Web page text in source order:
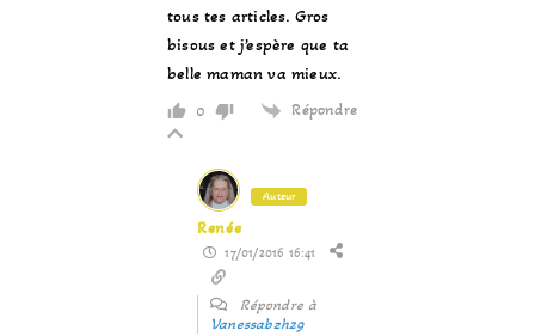
tous tes articles. Gros
bisous et j’espère que ta
belle maman va mieux.
0 Répondre
Auteur
Renée
17/01/2016 16:41
Répondre à
Vanessabzh29